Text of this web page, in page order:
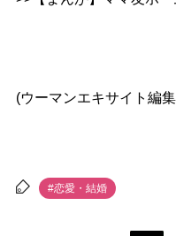
(ウーマンエキサイト編
#恋愛・結婚